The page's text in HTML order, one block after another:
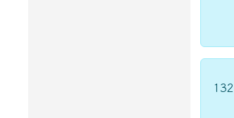
132.